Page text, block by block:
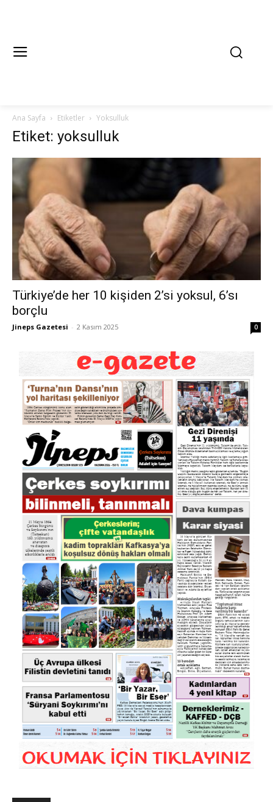
Ana Sayfa Etiketler Yoksulluk
Etiket: yoksulluk
Türkiye’de her 10 kişiden 2’si yoksul, 6’sı
borçlu
Jineps Gazetesi - 2 Kasım 2025 0